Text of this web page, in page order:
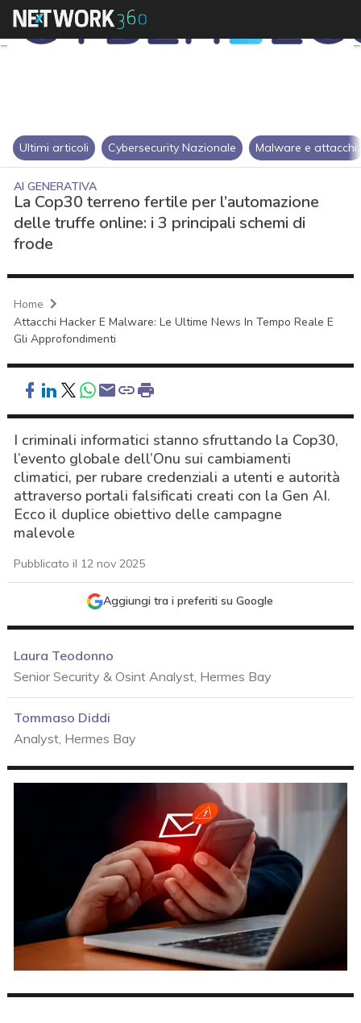
Ultimi articoli Cybersecurity Nazionale Malware e attacchi
AI GENERATIVA
La Cop30 terreno fertile per l’automazione
delle truffe online: i 3 principali schemi di
frode
Home
Attacchi Hacker E Malware: Le Ultime News In Tempo Reale E
Gli Approfondimenti
I criminali informatici stanno sfruttando la Cop30,
l’evento globale dell’Onu sui cambiamenti
climatici, per rubare credenziali a utenti e autorità
attraverso portali falsificati creati con la Gen AI.
Ecco il duplice obiettivo delle campagne
malevole
Pubblicato il 12 nov 2025
Aggiungi tra i preferiti su Google
Laura Teodonno
Senior Security & Osint Analyst, Hermes Bay
Tommaso Diddi
Analyst, Hermes Bay